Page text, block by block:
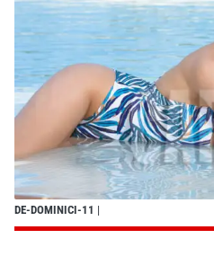
DE-DOMINICI-11 |